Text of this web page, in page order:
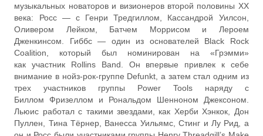
музыкальных новаторов и визионеров второй половины XX
века: Росс — с Генри Тредгиллом, Кассандрой Уилсон,
Оливером Лейком, Батчем Моррисом и Лероем
Дженкинсом. Гиббс — один из основателей Black Rock
Coalition, который был номинирован на «Грэмми»
как участник Rollins Band. Он впервые привлек к себе
внимание в нойз-рок-группе Defunkt, а затем стал одним из
трех участников группы Power Tools наряду с
Биллом Фризеллом и Рональдом Шенноном Джексоном.
Льюис работал с такими звездами, как Херби Хэнкок, Дон
Пуллен, Тина Тёрнер, Ванесса Уильямс, Стинг и Лу Рид, а